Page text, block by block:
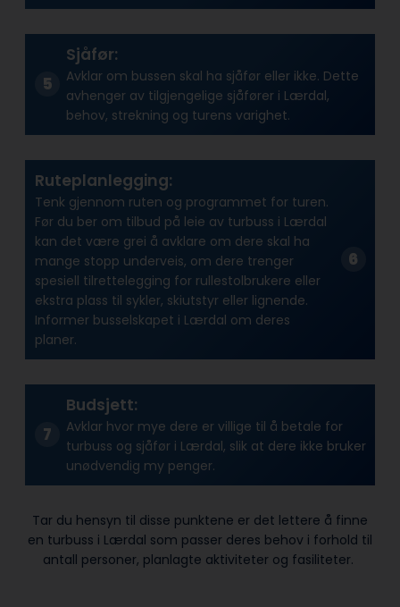
Sjåfør:
Avklar om bussen skal ha sjåfør eller ikke. Dette
avhenger av tilgjengelige sjåfører i Lærdal,
behov, strekning og turens varighet.
Ruteplanlegging:
Tenk gjennom ruten og programmet for turen.
Før du ber om tilbud på leie av turbuss i Lærdal
kan det være grei å avklare om dere skal ha
mange stopp underveis, om dere trenger
spesiell tilrettelegging for rullestolbrukere eller
ekstra plass til sykler, skiutstyr eller lignende.
Informer busselskapet i Lærdal om deres
planer.
Budsjett:
Avklar hvor mye dere er villige til å betale for
turbuss og sjåfør i Lærdal, slik at dere ikke bruker
unødvendig my penger.
Tar du hensyn til disse punktene er det lettere å finne
en turbuss i Lærdal som passer deres behov i forhold til
antall personer, planlagte aktiviteter og fasiliteter.